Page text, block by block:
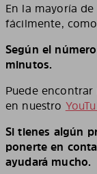
En la mayoría
fácilmente,
Según el
minutos.
Puede
en nuestro
Si tienes algún
ponerte en
ayudará mucho.